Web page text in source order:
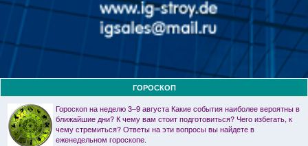
ГОРОСКОП
Гороскоп на неделю 3–9 августа Какие события наиболее вероятны в
ближайшие дни? К чему вам стоит подготовиться? Чего избегать, к
чему стремиться? Ответы на эти вопросы вы найдете в
еженедельном гороскопе.